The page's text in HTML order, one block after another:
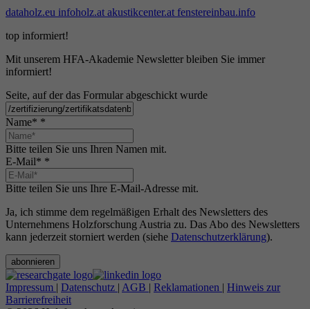
dataholz.eu infoholz.at akustikcenter.at fenstereinbau.info
top informiert!
Mit unserem HFA-Akademie Newsletter bleiben Sie immer
informiert!
Seite, auf der das Formular abgeschickt wurde
Name* *
Bitte teilen Sie uns Ihren Namen mit.
E-Mail* *
Bitte teilen Sie uns Ihre E-Mail-Adresse mit.
Ja, ich stimme dem regelmäßigen Erhalt des Newsletters des
Unternehmens Holzforschung Austria zu. Das Abo des Newsletters
kann jederzeit storniert werden (siehe Datenschutzerklärung).
abonnieren
Impressum | Datenschutz | AGB | Reklamationen | Hinweis zur
Barrierefreiheit